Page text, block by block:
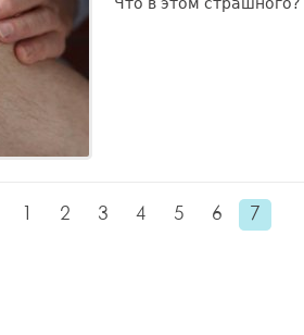
2 3 4 5 6 7